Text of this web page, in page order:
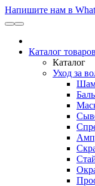
Напишите нам в
Каталог товаров
Каталог
Уход за